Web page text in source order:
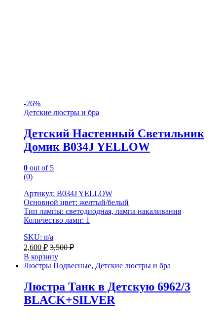
-26%
Детские люстры и бра
Детский Настенный Светильник
Домик B034J YELLOW
0 out of 5
(0)
Артикул: B034J YELLOW
Основной цвет: желтый/белый
Тип лампы: светодиодная, лампа накаливания
Количество ламп: 1
SKU: n/a
2,600 ₽ 3,500₽
В корзину
Люстры Подвесные, Детские люстры и бра
Люстра Танк в Детскую 6962/3
BLACK+SILVER